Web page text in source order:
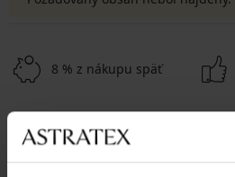
8 % z nákupu späť
Výhodné poštovné